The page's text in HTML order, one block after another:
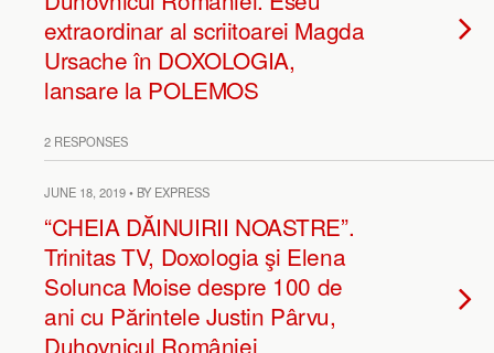
extraordinar al scriitoarei Magda
Ursache în DOXOLOGIA,
lansare la POLEMOS
2 RESPONSES
JUNE 18, 2019 • BY EXPRESS
“CHEIA DĂINUIRII NOASTRE”.
Trinitas TV, Doxologia şi Elena
Solunca Moise despre 100 de
ani cu Părintele Justin Pârvu,
Duhovnicul României